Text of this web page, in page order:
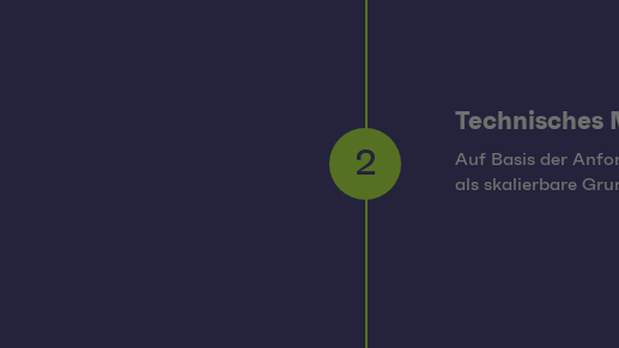
Technisches
Auf Basis der
als skalierbare